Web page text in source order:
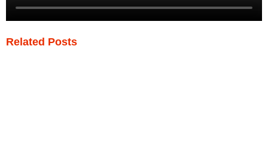
Related Posts